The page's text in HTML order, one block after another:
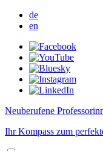
de
en
Neuberufene
Ihr Kompass zum